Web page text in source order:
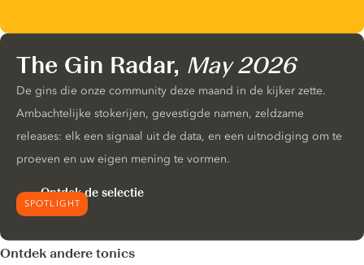
SPOTLIGHT
The Gin Radar, May 2026
De gins die onze community deze maand in de kijker zette.
Ambachtelijke stokerijen, gevestigde namen, zeldzame
releases: elk een signaal uit de data, en een uitnodiging om te
proeven en uw eigen mening te vormen.
Ontdek de selectie
Ontdek andere tonics